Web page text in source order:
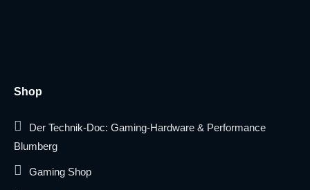
Shop
Der Technik-Doc: Gaming-Hardware & Performance
Blumberg
Gaming Shop